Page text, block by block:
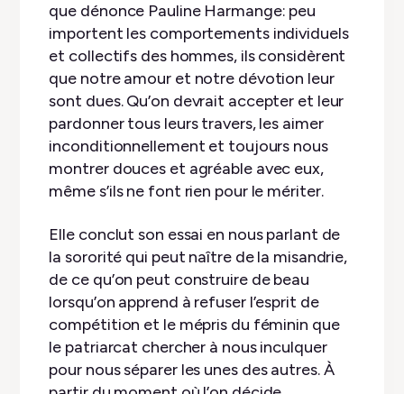
que dénonce Pauline Harmange: peu
importent les comportements individuels
et collectifs des hommes, ils considèrent
que notre amour et notre dévotion leur
sont dues. Qu’on devrait accepter et leur
pardonner tous leurs travers, les aimer
inconditionnellement et toujours nous
montrer douces et agréable avec eux,
même s’ils ne font rien pour le mériter.
Elle conclut son essai en nous parlant de
la sororité qui peut naître de la misandrie,
de ce qu’on peut construire de beau
lorsqu’on apprend à refuser l’esprit de
compétition et le mépris du féminin que
le patriarcat chercher à nous inculquer
pour nous séparer les unes des autres. À